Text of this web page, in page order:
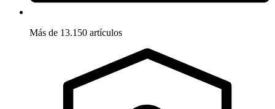
Más de 13.150 artículos